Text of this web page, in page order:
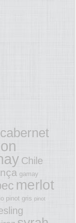
cabernet
Chile
gamay
merlot
pinot gris pinot